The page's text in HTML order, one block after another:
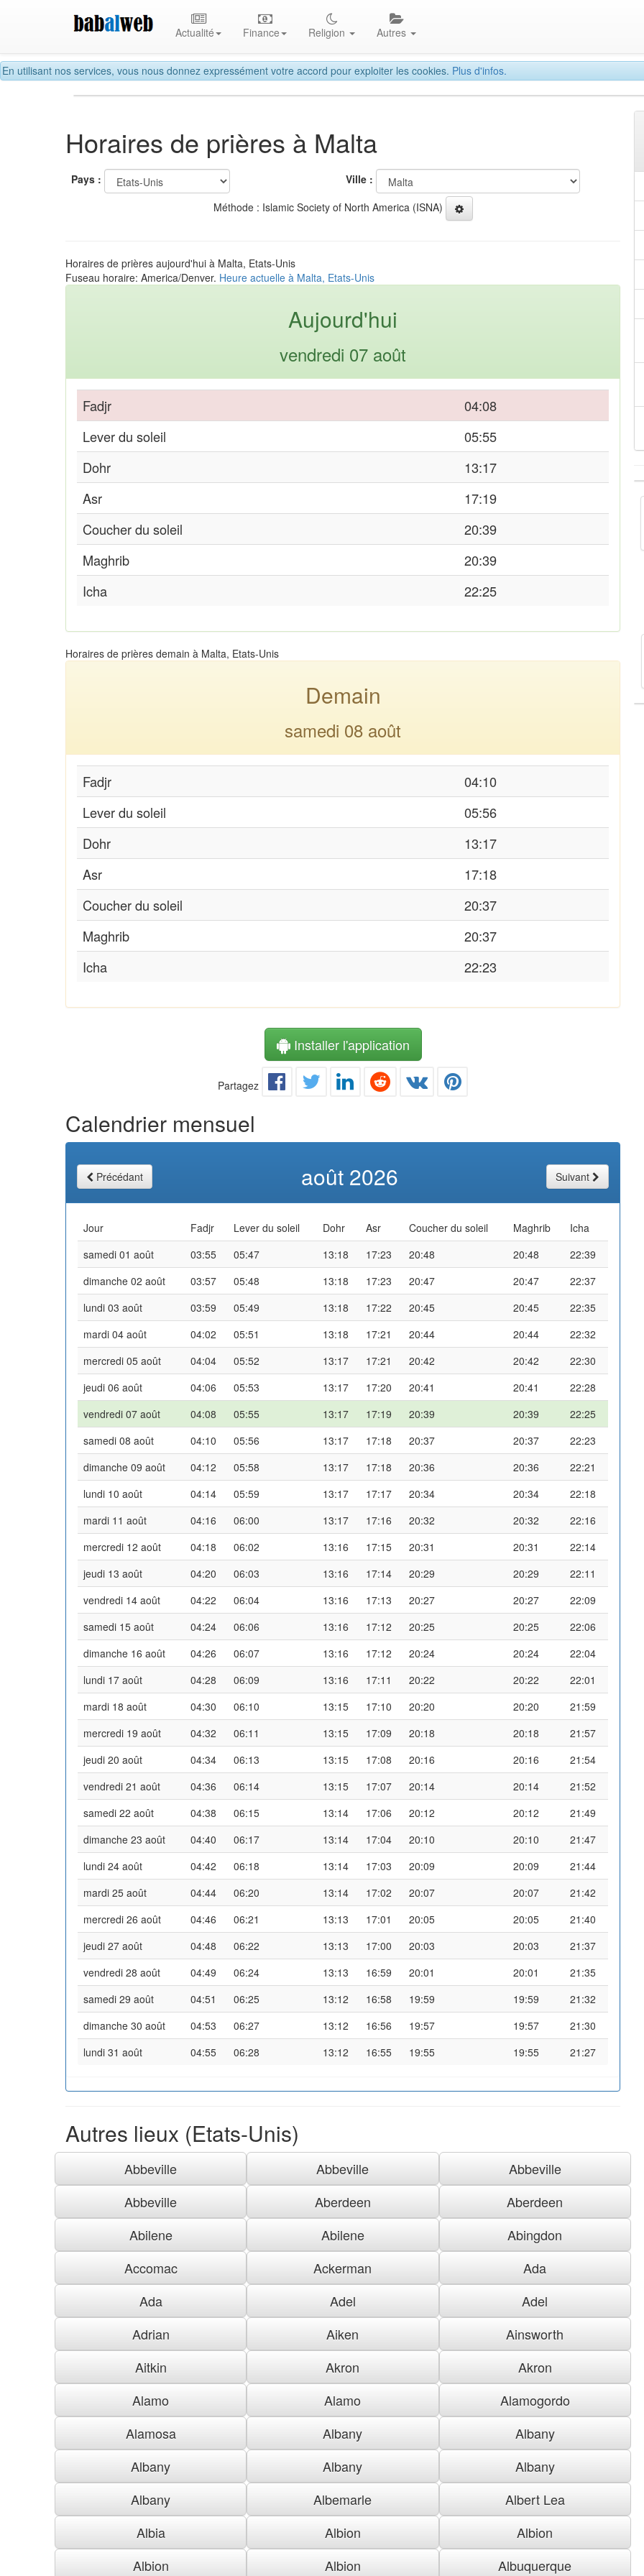
En utilisant nos services, vous nous donnez expressément votre accord pour exploiter les cookies. Plus d'infos.
Actualité Finance Religion Autres
Horaires de prières à Malta
Pays :
Ville :
Méthode : Islamic Society of North America (ISNA)
Horaires de prières aujourd'hui à Malta, Etats-Unis
Fuseau horaire: America/Denver. Heure actuelle à Malta, Etats-Unis
Aujourd'hui
vendredi 07 août
Fadjr
04:08
Lever du soleil
05:55
Dohr
13:17
Asr
17:19
Coucher du soleil
20:39
Maghrib
20:39
Icha
22:25
Horaires de prières demain à Malta, Etats-Unis
Demain
samedi 08 août
Fadjr
04:10
Lever du soleil
05:56
Dohr
13:17
Asr
17:18
Coucher du soleil
20:37
Maghrib
20:37
Icha
22:23
Installer l'application
Partagez
Calendrier mensuel
Précédant août 2026 Suivant
Jour Fadjr Lever du soleil Dohr Asr Coucher du soleil Maghrib
Icha
samedi 01 août
03:55 05:47 13:18 17:23 20:48 20:48
22:39
dimanche 02 août
03:57 05:48 13:18 17:23 20:47 20:47
22:37
lundi 03 août
03:59 05:49 13:18 17:22 20:45 20:45
22:35
mardi 04 août
04:02 05:51 13:18 17:21 20:44 20:44
22:32
mercredi 05 août
04:04 05:52 13:17 17:21 20:42 20:42
22:30
jeudi 06 août
04:06 05:53 13:17 17:20 20:41 20:41
22:28
vendredi 07 août
04:08 05:55 13:17 17:19 20:39 20:39
22:25
samedi 08 août
04:10 05:56 13:17 17:18 20:37 20:37
22:23
dimanche 09 août
04:12 05:58 13:17 17:18 20:36 20:36
22:21
lundi 10 août
04:14 05:59 13:17 17:17 20:34 20:34
22:18
mardi 11 août
04:16 06:00 13:17 17:16 20:32 20:32
22:16
mercredi 12 août
04:18 06:02 13:16 17:15 20:31 20:31
22:14
jeudi 13 août
04:20 06:03 13:16 17:14 20:29 20:29
22:11
vendredi 14 août
04:22 06:04 13:16 17:13 20:27 20:27
22:09
samedi 15 août
04:24 06:06 13:16 17:12 20:25 20:25
22:06
dimanche 16 août
04:26 06:07 13:16 17:12 20:24 20:24
22:04
lundi 17 août
04:28 06:09 13:16 17:11 20:22 20:22
22:01
mardi 18 août
04:30 06:10 13:15 17:10 20:20 20:20
21:59
mercredi 19 août
04:32 06:11 13:15 17:09 20:18 20:18
21:57
jeudi 20 août
04:34 06:13 13:15 17:08 20:16 20:16
21:54
vendredi 21 août
04:36 06:14 13:15 17:07 20:14 20:14
21:52
samedi 22 août
04:38 06:15 13:14 17:06 20:12 20:12
21:49
dimanche 23 août
04:40 06:17 13:14 17:04 20:10 20:10
21:47
lundi 24 août
04:42 06:18 13:14 17:03 20:09 20:09
21:44
mardi 25 août
04:44 06:20 13:14 17:02 20:07 20:07
21:42
mercredi 26 août
04:46 06:21 13:13 17:01 20:05 20:05
21:40
jeudi 27 août
04:48 06:22 13:13 17:00 20:03 20:03
21:37
vendredi 28 août
04:49 06:24 13:13 16:59 20:01 20:01
21:35
samedi 29 août
04:51 06:25 13:12 16:58 19:59 19:59
21:32
dimanche 30 août
04:53 06:27 13:12 16:56 19:57 19:57
21:30
lundi 31 août
04:55 06:28 13:12 16:55 19:55 19:55 21:27
Autres lieux (Etats-Unis)
Abbeville Abbeville
Abbeville
Abbeville
Aberdeen
Aberdeen
Abilene
Abilene
Abingdon
Accomac
Ackerman
Ada
Ada
Adel
Adel
Adrian
Aiken
Ainsworth
Aitkin
Akron
Akron
Alamo
Alamo
Alamogordo
Alamosa
Albany
Albany
Albany
Albany
Albany
Albany
Albemarle
Albert Lea
Albia
Albion
Albion
Albion
Albion Albuquerque